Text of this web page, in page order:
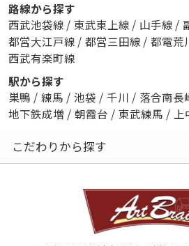
路線から探す
西武池袋線 / 東武東上線 / 山手線 /
都営大江戸線 / 都営三田線 / 都電荒
西武有楽町線
駅から探す
巣鴨 / 練馬 / 池袋 / 千川 / 落合南長
地下鉄成増 / 朝霞台 / 東武練馬 /
こだわりから探す